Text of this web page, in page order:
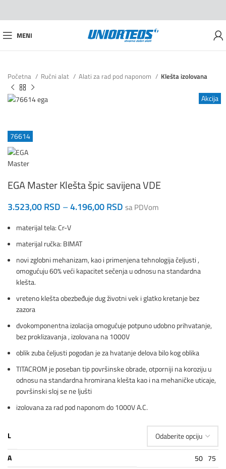
MENI
Početna Ručni alat Alati za rad pod naponom Klešta izolovana
Akcija
76614
EGA Master Klešta špic savijena VDE
3.523,00RSD –4.196,00RSD sa PDVom
materijal tela: Cr-V
materijal ručka: BIMAT
novi zglobni mehanizam, kao i primenjena tehnologija čeljusti ,
omogućuju 60% veći kapacitet sečenja u odnosu na standardna
klešta.
vreteno klešta obezbeđuje dug životni vek i glatko kretanje bez
zazora
dvokomponentna izolacija omogućuje potpuno udobno prihvatanje,
bez proklizavanja , izolovana na 1000V
oblik zuba čeljusti pogodan je za hvatanje delova bilo kog oblika
TITACROM je poseban tip površinske obrade, otporniji na koroziju u
odnosu na standardna hromirana klešta kao i na mehaničke uticaje,
površinski sloj se ne ljušti
izolovana za rad pod naponom do 1000V A.C.
L
A 50 75